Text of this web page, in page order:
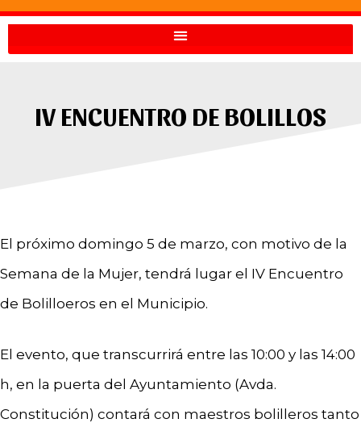
IV ENCUENTRO DE BOLILLOS
El próximo domingo 5 de marzo, con motivo de la
Semana de la Mujer, tendrá lugar el IV Encuentro
de Bolilloeros en el Municipio.
El evento, que transcurrirá entre las 10:00 y las 14:00
h, en la puerta del Ayuntamiento (Avda.
Constitución) contará con maestros bolilleros tanto